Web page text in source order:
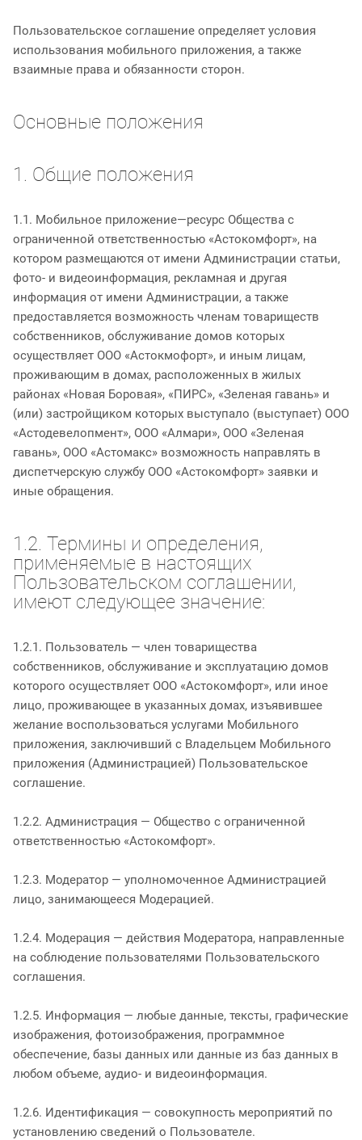
Пользовательское соглашение определяет условия
использования мобильного приложения, а также
взаимные права и обязанности сторон.
Основные положения
1. Общие положения
1.1. Мобильное приложение—ресурс Общества с
ограниченной ответственностью «Астокомфорт», на
котором размещаются от имени Администрации статьи,
фото- и видеоинформация, рекламная и другая
информация от имени Администрации, а также
предоставляется возможность членам товариществ
собственников, обслуживание домов которых
осуществляет ООО «Астокмофорт», и иным лицам,
проживающим в домах, расположенных в жилых
районах «Новая Боровая», «ПИРС», «Зеленая гавань» и
(или) застройщиком которых выступало (выступает) ООО
«Астодевелопмент», ООО «Алмари», ООО «Зеленая
гавань», ООО «Астомакс» возможность направлять в
диспетчерскую службу ООО «Астокомфорт» заявки и
иные обращения.
1.2. Термины и определения,
применяемые в настоящих
Пользовательском соглашении,
имеют следующее значение:
1.2.1. Пользователь — член товарищества
собственников, обслуживание и эксплуатацию домов
которого осуществляет ООО «Астокомфорт», или иное
лицо, проживающее в указанных домах, изъявившее
желание воспользоваться услугами Мобильного
приложения, заключивший с Владельцем Мобильного
приложения (Администрацией) Пользовательское
соглашение.
1.2.2. Администрация — Общество с ограниченной
ответственностью «Астокомфорт».
1.2.3. Модератор — уполномоченное Администрацией
лицо, занимающееся Модерацией.
1.2.4. Модерация — действия Модератора, направленные
на соблюдение пользователями Пользовательского
соглашения.
1.2.5. Информация — любые данные, тексты, графические
изображения, фотоизображения, программное
обеспечение, базы данных или данные из баз данных в
любом объеме, аудио- и видеоинформация.
1.2.6. Идентификация — совокупность мероприятий по
установлению сведений о Пользователе.